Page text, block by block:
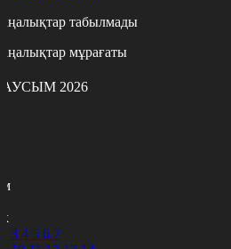
табылмады
мұрағаты
2026
3 4 5 6 7